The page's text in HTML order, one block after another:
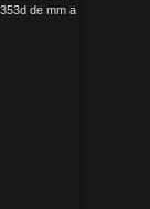
de mm a